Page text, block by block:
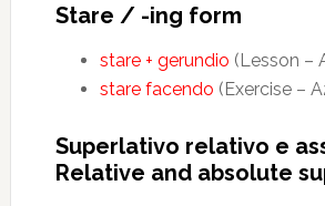
Stare / -ing form
stare + gerundio (Lesson –
stare facendo (Exercise –
Superlativo relativo e
Relative and absolute